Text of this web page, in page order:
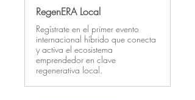
RegenERA Local
Regístrate en el primer evento
internacional híbrido que conecta
y activa el ecosistema
emprendedor en clave
regenerativa local.